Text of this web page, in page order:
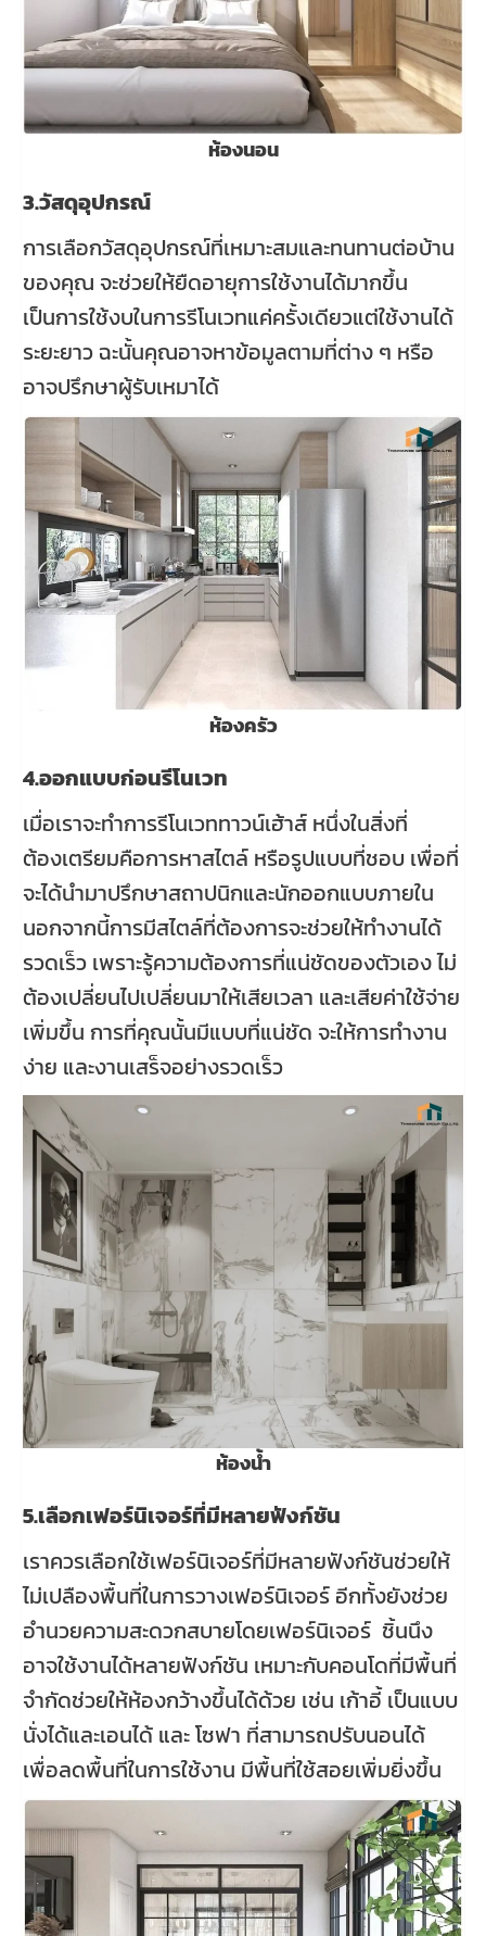
ห้องนอน
3.วัสดุอุปกรณ์
การเลือกวัสดุอุปกรณ์ที่เหมาะสมและทนทานต่อบ้าน
ของคุณ จะช่วยให้ยืดอายุการใช้งานได้มากขึ้น
เป็นการใช้งบในการรีโนเวทแค่ครั้งเดียวแต่ใช้งานได้
ระยะยาว ฉะนั้นคุณอาจหาข้อมูลตามที่ต่าง ๆ หรือ
อาจปรึกษาผู้รับเหมาได้
ห้องครัว
4.ออกแบบก่อนรีโนเวท
เมื่อเราจะทำการรีโนเวททาวน์เฮ้าส์ หนึ่งในสิ่งที่
ต้องเตรียมคือการหาสไตล์ หรือรูปแบบที่ชอบ เพื่อที่
จะได้นำมาปรึกษาสถาปนิกและนักออกแบบภายใน
นอกจากนี้การมีสไตล์ที่ต้องการจะช่วยให้ทำงานได้
รวดเร็ว เพราะรู้ความต้องการที่แน่ชัดของตัวเอง ไม่
ต้องเปลี่ยนไปเปลี่ยนมาให้เสียเวลา และเสียค่าใช้จ่าย
เพิ่มขึ้น การที่คุณนั้นมีแบบที่แน่ชัด จะให้การทำงาน
ง่าย และงานเสร็จอย่างรวดเร็ว
ห้องน้ำ
5.เลือกเฟอร์นิเจอร์ที่มีหลายฟังก์ชัน
เราควรเลือกใช้เฟอร์นิเจอร์ที่มีหลายฟังก์ชันช่วยให้
ไม่เปลืองพื้นที่ในการวางเฟอร์นิเจอร์ อีกทั้งยังช่วย
อำนวยความสะดวกสบายโดยเฟอร์นิเจอร์ ชิ้นนึง
อาจใช้งานได้หลายฟังก์ชัน เหมาะกับคอนโดที่มีพื้นที่
จำกัดช่วยให้ห้องกว้างขึ้นได้ด้วย เช่น เก้าอี้ เป็นแบบ
นั่งได้และเอนได้ และ โซฟา ที่สามารถปรับนอนได้
เพื่อลดพื้นที่ในการใช้งาน มีพื้นที่ใช้สอยเพิ่มยิ่งขึ้น